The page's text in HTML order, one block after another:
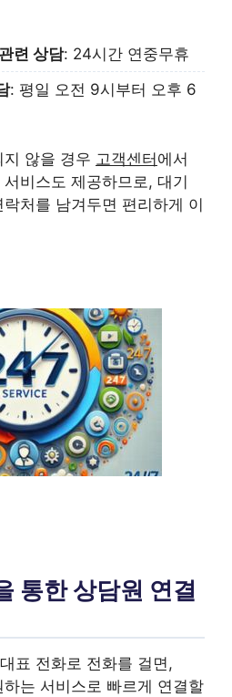
련 상담: 24시간 연중무휴
: 평일 오전 9시부터 오후 6
않을 경우 고객센터 에서
비스도 제공하므로, 대기
처를 남겨두면 편리하게 이
통한 상담원 연결
표 전화로 전화를 걸면,
는 서비스로 빠르게 연결할